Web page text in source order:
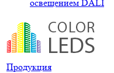
освещением DALI
Продукция